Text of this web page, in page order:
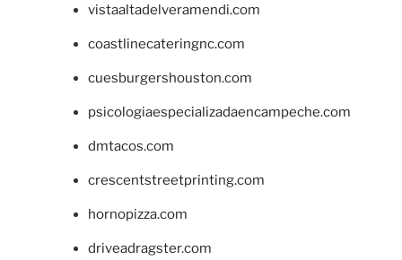
vistaaltadelveramendi.com
coastlinecateringnc.com
cuesburgershouston.com
psicologiaespecializadaencampeche.com
dmtacos.com
crescentstreetprinting.com
hornopizza.com
driveadragster.com